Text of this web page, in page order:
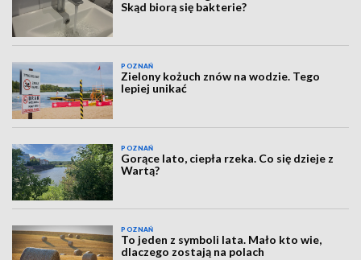
Skąd biorą się bakterie?
POZNAŃ
Zielony kożuch znów na wodzie. Tego
lepiej unikać
POZNAŃ
Gorące lato, ciepła rzeka. Co się dzieje z
Wartą?
POZNAŃ
To jeden z symboli lata. Mało kto wie,
dlaczego zostają na polach